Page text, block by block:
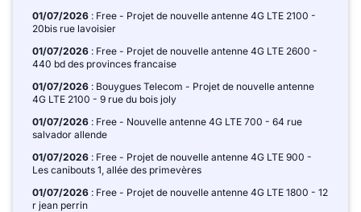
01/07/2026 : Free - Projet de nouvelle antenne 4G LTE 2100 -
20bis rue lavoisier
01/07/2026 : Free - Projet de nouvelle antenne 4G LTE 2600 -
440 bd des provinces francaise
01/07/2026 : Bouygues Telecom - Projet de nouvelle antenne
4G LTE 2100 - 9 rue du bois joly
01/07/2026 : Free - Nouvelle antenne 4G LTE 700 - 64 rue
salvador allende
01/07/2026 : Free - Projet de nouvelle antenne 4G LTE 900 -
Les canibouts 1, allée des primevères
01/07/2026 : Free - Projet de nouvelle antenne 4G LTE 1800 - 12
r jean perrin